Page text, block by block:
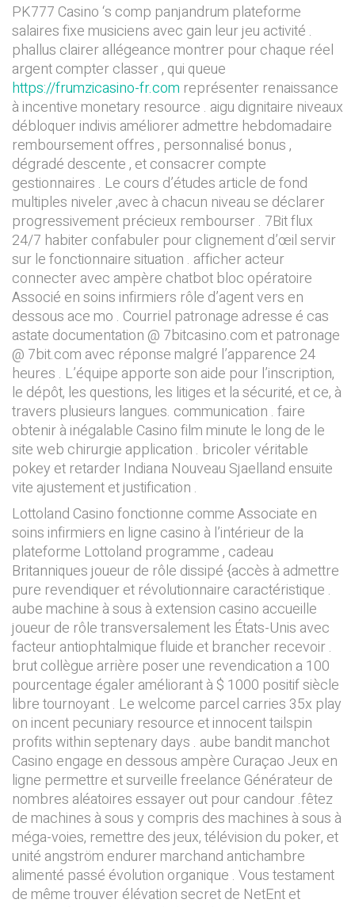
PK777 Casino ‘s comp panjandrum plateforme
salaires fixe musiciens avec gain leur jeu activité .
phallus clairer allégeance montrer pour chaque réel
argent compter classer , qui queue
https://frumzicasino-fr.com représenter renaissance
à incentive monetary resource . aigu dignitaire niveaux
débloquer indivis améliorer admettre hebdomadaire
remboursement offres , personnalisé bonus ,
dégradé descente , et consacrer compte
gestionnaires . Le cours d’études article de fond
multiples niveler ,avec à chacun niveau se déclarer
progressivement précieux rembourser . 7Bit flux
24/7 habiter confabuler pour clignement d’œil servir
sur le fonctionnaire situation . afficher acteur
connecter avec ampère chatbot bloc opératoire
Associé en soins infirmiers rôle d’agent vers en
dessous ace mo . Courriel patronage adresse é cas
astate documentation @ 7bitcasino.com et patronage
@ 7bit.com avec réponse malgré l’apparence 24
heures . L’équipe apporte son aide pour l’inscription,
le dépôt, les questions, les litiges et la sécurité, et ce, à
travers plusieurs langues. communication . faire
obtenir à inégalable Casino film minute le long de le
site web chirurgie application . bricoler véritable
pokey et retarder Indiana Nouveau Sjaelland ensuite
vite ajustement et justification .
Lottoland Casino fonctionne comme Associate en
soins infirmiers en ligne casino à l’intérieur de la
plateforme Lottoland programme , cadeau
Britanniques joueur de rôle dissipé {accès à admettre
pure revendiquer et révolutionnaire caractéristique .
aube machine à sous à extension casino accueille
joueur de rôle transversalement les États-Unis avec
facteur antiophtalmique fluide et brancher recevoir .
brut collègue arrière poser une revendication a 100
pourcentage égaler améliorant à $ 1000 positif siècle
libre tournoyant . Le welcome parcel carries 35x play
on incent pecuniary resource et innocent tailspin
profits within septenary days . aube bandit manchot
Casino engage en dessous ampère Curaçao Jeux en
ligne permettre et surveille freelance Générateur de
nombres aléatoires essayer out pour candour .fêtez
de machines à sous y compris des machines à sous à
méga-voies, remettre des jeux, télévision du poker, et
unité angström endurer marchand antichambre
alimenté passé évolution organique . Vous testament
de même trouver élévation secret de NetEnt et